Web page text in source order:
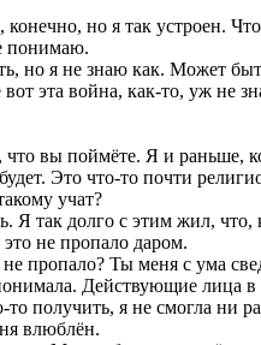
но я так устроен.
понимаю.
но я не знаю как. Может
эта война, как-то, уж не
вы поймёте. Я и раньше,
Это что-то почти
учат?
Я так долго с этим жил, что,
не пропало даром.
пропало? Ты меня с ума
Действующие лица
получить, я не смогла ни
влюблён.